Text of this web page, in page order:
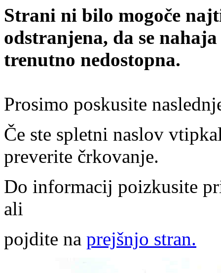
Strani ni bilo mogoče
odstranjena, da se
trenutno nedostopna.
Prosimo poskusite
Če ste spletni naslov
preverite črkovanje.
Do informacij poizkusite
ali
pojdite na prejšnjo stran.